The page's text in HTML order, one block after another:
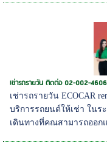
เช่ารถรายวัน ติดต่อ 02-002-
เช่ารถรายวัน ECOCAR
บริการรถยนต์ให้เช่า ในร
เดินทางที่คณสามารถออก